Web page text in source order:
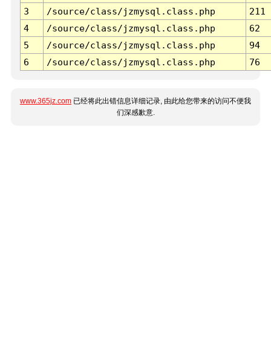
3 /source/class/jzmysql.class.php
211
4
/source/class/jzmysql.class.php
62
5
/source/class/jzmysql.class.php
94
6
/source/class/jzmysql.class.php 76
www.365jz.com 已经将此出错信息详细记录, 由此给您带来的访问不便我
们深感歉意.